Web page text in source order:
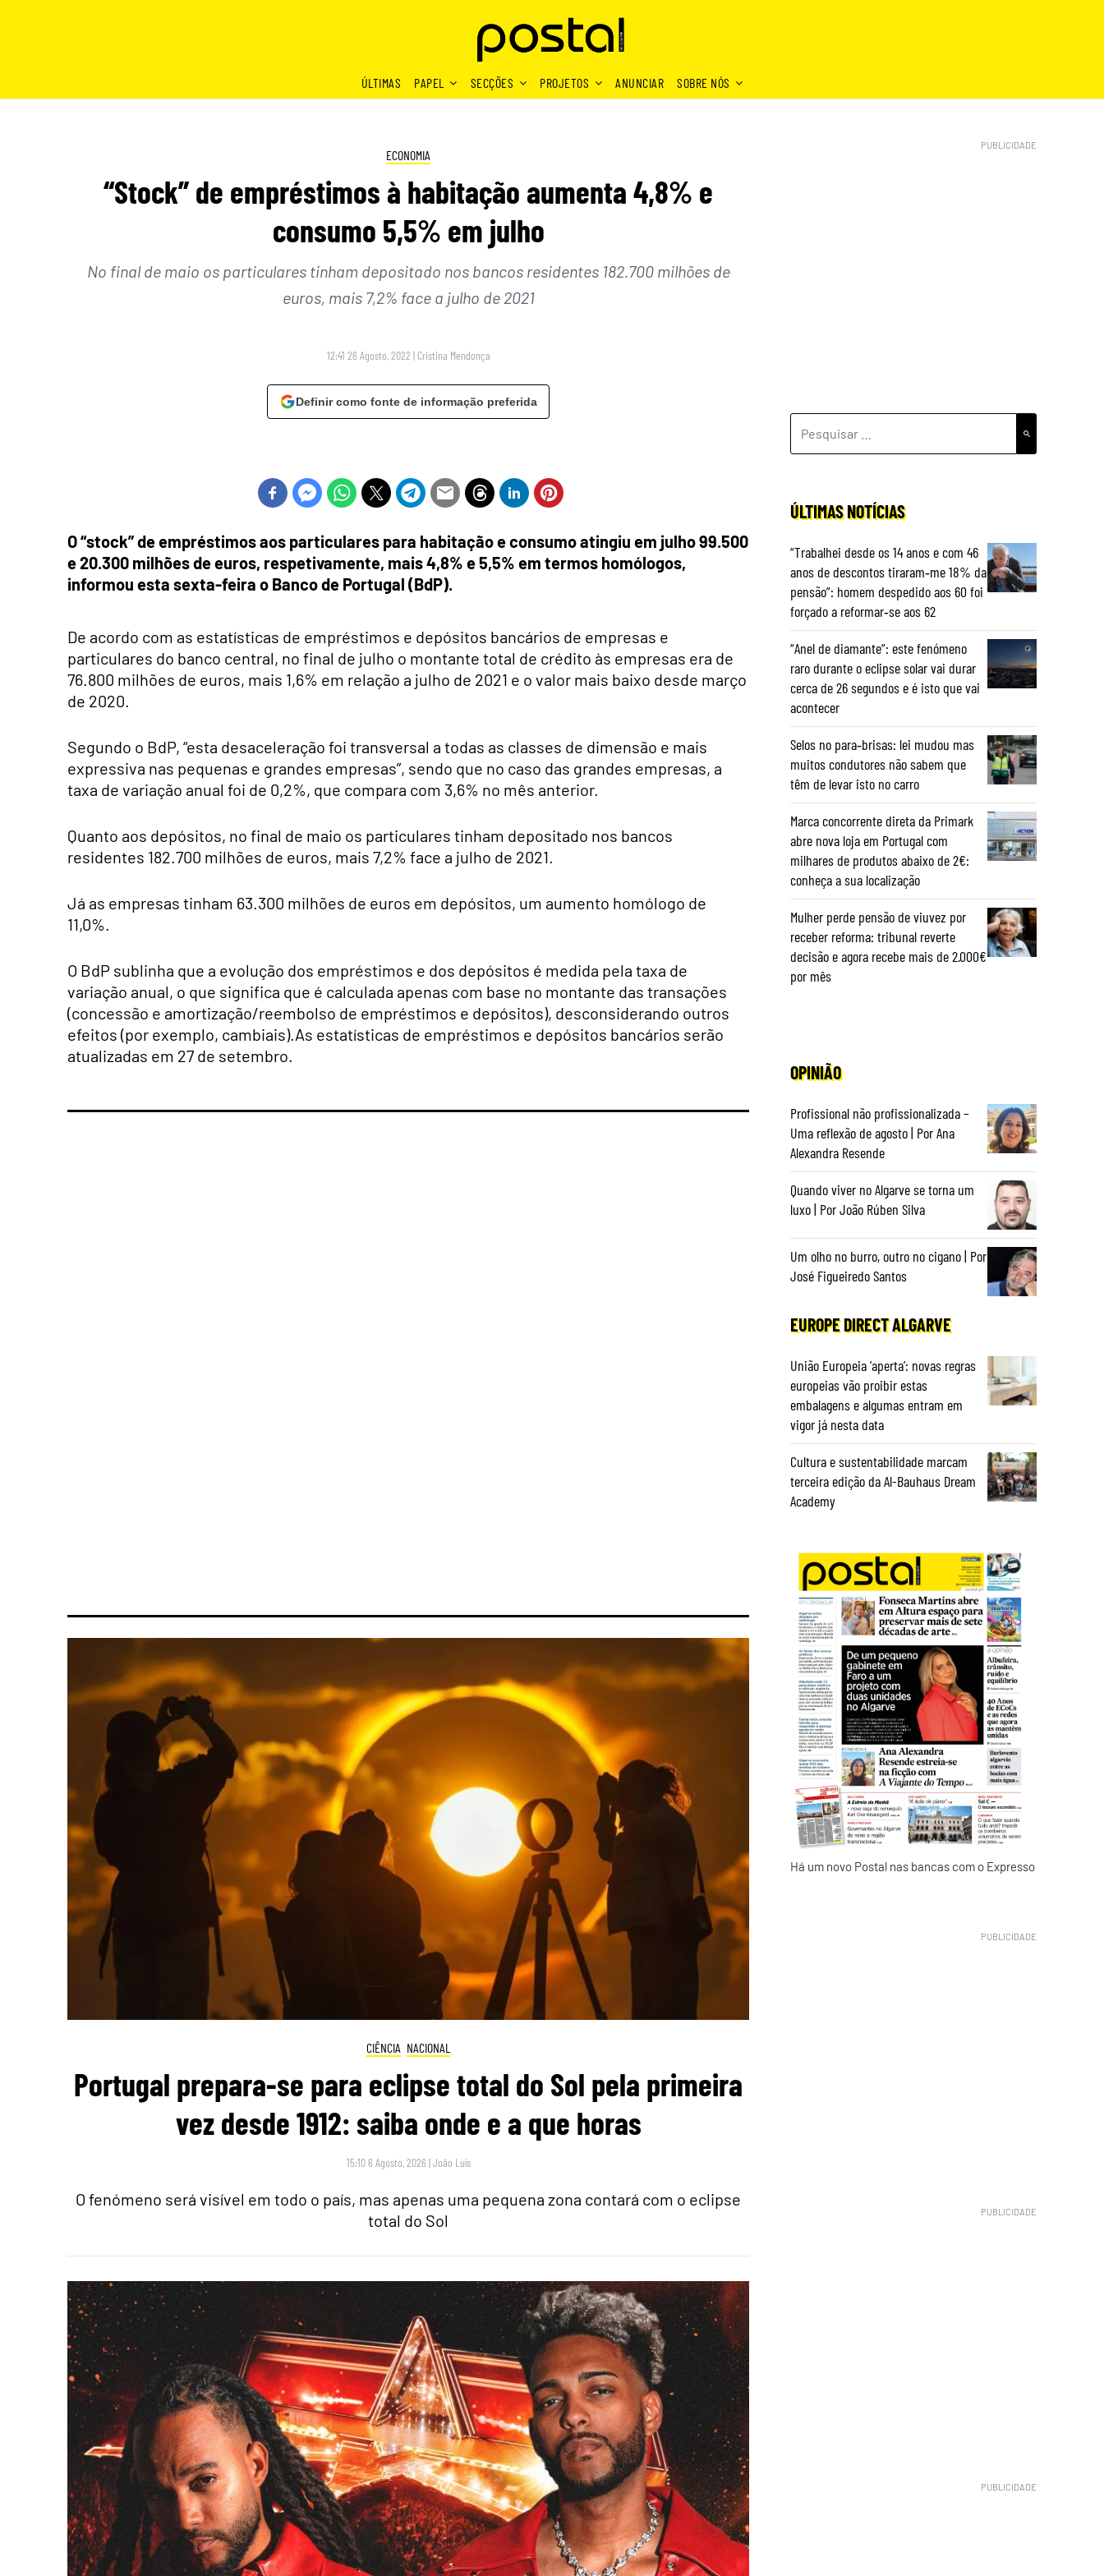
ÚLTIMAS
PAPEL SECÇÕES PROJETOS ANUNCIAR SOBRE NÓS
ECONOMIA
“Stock” de empréstimos à habitação aumenta 4,8% e
consumo 5,5% em julho
No final de maio os particulares tinham depositado nos bancos residentes 182.700 milhões de
euros, mais 7,2% face a julho de 2021
12:41 26 Agosto, 2022 | Cristina Mendonça
Definir como fonte de informação preferida
O “stock” de empréstimos aos particulares para habitação e consumo atingiu em julho 99.500
e 20.300 milhões de euros, respetivamente, mais 4,8% e 5,5% em termos homólogos,
informou esta sexta-feira o Banco de Portugal (BdP).
De acordo com as estatísticas de empréstimos e depósitos bancários de empresas e
particulares do banco central, no final de julho o montante total de crédito às empresas era de
76.800 milhões de euros, mais 1,6% em relação a julho de 2021 e o valor mais baixo desde março
de 2020.
Segundo o BdP, “esta desaceleração foi transversal a todas as classes de dimensão e mais
expressiva nas pequenas e grandes empresas”, sendo que no caso das grandes empresas, a
taxa de variação anual foi de 0,2%, que compara com 3,6% no mês anterior.
Quanto aos depósitos, no final de maio os particulares tinham depositado nos bancos
residentes 182.700 milhões de euros, mais 7,2% face a julho de 2021.
Já as empresas tinham 63.300 milhões de euros em depósitos, um aumento homólogo de
11,0%.
O BdP sublinha que a evolução dos empréstimos e dos depósitos é medida pela taxa de
variação anual, o que significa que é calculada apenas com base no montante das transações
(concessão e amortização/reembolso de empréstimos e depósitos), desconsiderando outros
efeitos (por exemplo, cambiais).As estatísticas de empréstimos e depósitos bancários serão
atualizadas em 27 de setembro.
CIÊNCIA NACIONAL
Portugal prepara-se para eclipse total do Sol pela primeira
vez desde 1912: saiba onde e a que horas
15:10 6 Agosto, 2026 |João Luís
O fenómeno será visível em todo o país, mas apenas uma pequena zona contará com o eclipse
total do Sol
POR:
ÚLTIMAS NOTÍCIAS
“Trabalhei desde os 14 anos e com 46
anos de descontos tiraram‑me 18% da
pensão”: homem despedido aos 60 foi
forçado a reformar‑se aos 62
“Anel de diamante”: este fenómeno
raro durante o eclipse solar vai durar
cerca de 26 segundos e é isto que vai
acontecer
Selos no para‑brisas: lei mudou mas
muitos condutores não sabem que
têm de levar isto no carro
Marca concorrente direta da Primark
abre nova loja em Portugal com
milhares de produtos abaixo de 2€:
conheça a sua localização
Mulher perde pensão de viuvez por
receber reforma: tribunal reverte
decisão e agora recebe mais de 2.000€
por mês
OPINIÃO
Profissional não profissionalizada –
Uma reflexão de agosto | Por Ana
Alexandra Resende
Quando viver no Algarve se torna um
luxo | Por João Rúben Silva
Um olho no burro, outro no cigano | Por
José Figueiredo Santos
EUROPE DIRECT ALGARVE
União Europeia ‘aperta’: novas regras
europeias vão proibir estas
embalagens e algumas entram em
vigor já nesta data
Cultura e sustentabilidade marcam
terceira edição da Al-Bauhaus Dream
Academy
Há um novo Postal nas bancas com o Expresso